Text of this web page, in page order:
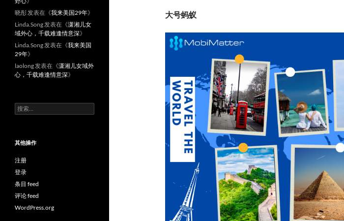
大号蚂蚁
晓彤发表在《我来美国29年》
Linda.Song发表在《潇湘儿女
域外心，千载难逢情意深》
Linda.Song发表在《我来美国
29年》
laolong发表在《潇湘儿女域外
心，千载难逢情意深》
搜
索：
其他操作
注册
登录
条目 feed
评论 feed
WordPress.org